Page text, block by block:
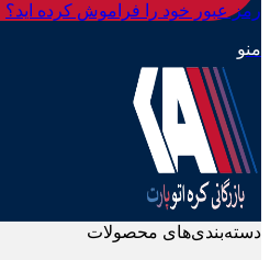
رمز عبور خود را فراموش کرده اید؟
منو
دسته‌بندی‌های محصولات